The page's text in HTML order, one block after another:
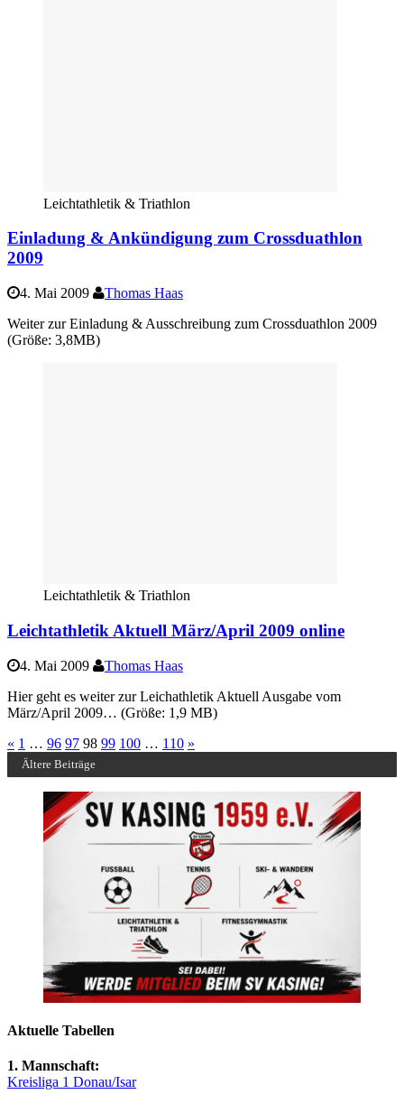
Leichtathletik & Triathlon
Einladung & Ankündigung zum Crossduathlon
2009
4. Mai 2009
Thomas Haas
Weiter zur Einladung & Ausschreibung zum Crossduathlon 2009
(Größe: 3,8MB)
Leichtathletik & Triathlon
Leichtathletik Aktuell März/April 2009 online
4. Mai 2009
Thomas Haas
Hier geht es weiter zur Leichathletik Aktuell Ausgabe vom
März/April 2009… (Größe: 1,9 MB)
« 1 … 96 97 98 99 100 … 110 »
Ältere Beiträge
Aktuelle Tabellen
1. Mannschaft:
Kreisliga 1 Donau/Isar